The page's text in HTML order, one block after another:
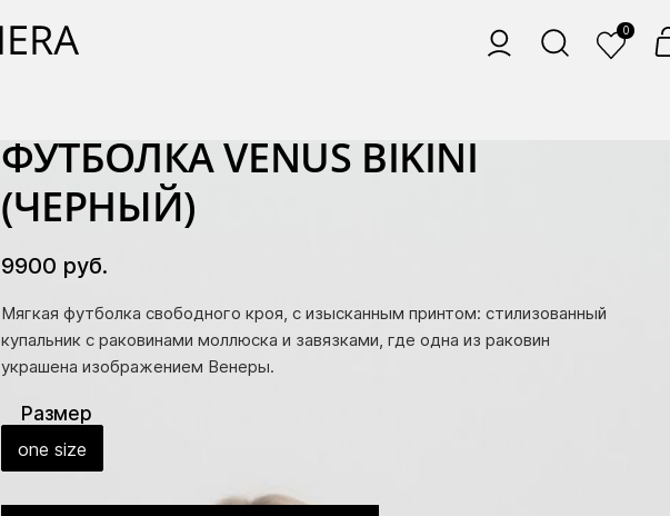
0
ФУТБОЛКА VENUS BIKINI
(ЧЕРНЫЙ)
9900 руб.
Мягкая футболка свободного кроя, с изысканным принтом: стилизованный
купальник с раковинами моллюска и завязками, где одна из раковин
украшена изображением Венеры.
Размер
one size